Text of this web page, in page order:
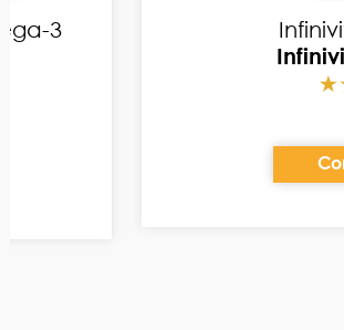
Infinivit Oméga-3
Infinivit Oméga-3